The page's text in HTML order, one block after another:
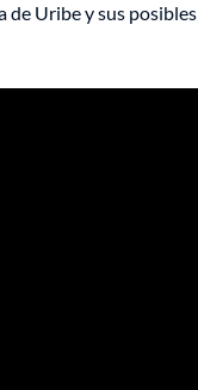
de Uribe y sus posibles